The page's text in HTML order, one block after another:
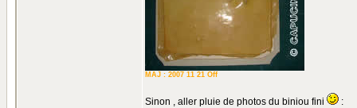
MAJ : 2007 11 21 Off
Sinon , aller pluie de photos du biniou fini :